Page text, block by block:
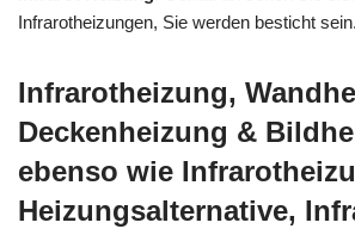
Infrarotheizungen, Sie werden besticht sein.
Infrarotheizung,
Deckenheizung &
ebenso wie
Heizungsalternative,